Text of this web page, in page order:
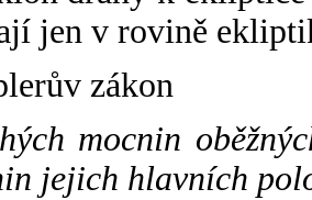
jen v rovině
zákon
mocnin
jejich hlavních